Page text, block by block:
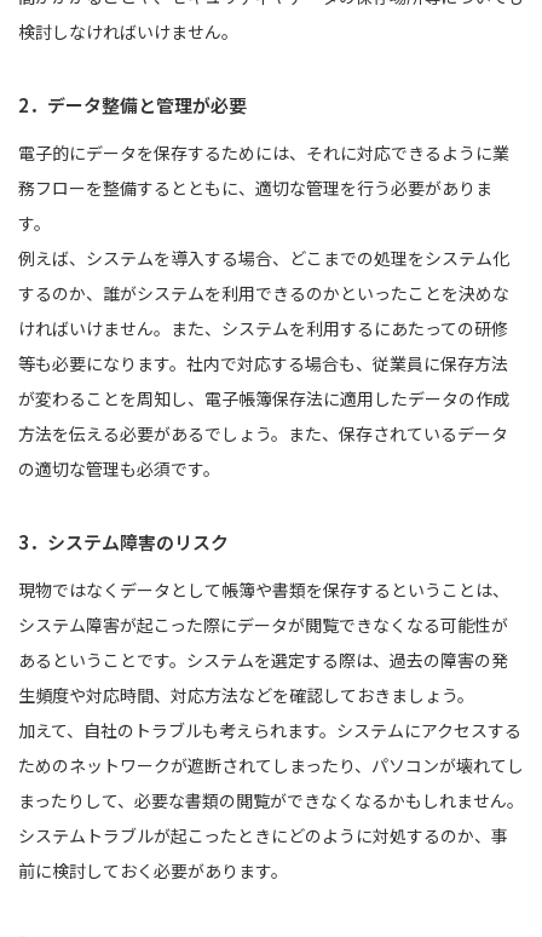
検討しなければいけません。
2．データ整備と管理が必要
電子的にデータを保存するためには、それに対応できるように業
務フローを整備するとともに、適切な管理を行う必要がありま
す。
例えば、システムを導入する場合、どこまでの処理をシステム化
するのか、誰がシステムを利用できるのかといったことを決めな
ければいけません。また、システムを利用するにあたっての研修
等も必要になります。社内で対応する場合も、従業員に保存方法
が変わることを周知し、電子帳簿保存法に適用したデータの作成
方法を伝える必要があるでしょう。また、保存されているデータ
の適切な管理も必須です。
3．システム障害のリスク
現物ではなくデータとして帳簿や書類を保存するということは、
システム障害が起こった際にデータが閲覧できなくなる可能性が
あるということです。システムを選定する際は、過去の障害の発
生頻度や対応時間、対応方法などを確認しておきましょう。
加えて、自社のトラブルも考えられます。システムにアクセスする
ためのネットワークが遮断されてしまったり、パソコンが壊れてし
まったりして、必要な書類の閲覧ができなくなるかもしれません。
システムトラブルが起こったときにどのように対処するのか、事
前に検討しておく必要があります。